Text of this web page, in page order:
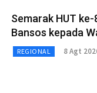
Semarak HUT
Bansos kepada
REGIONAL 8 Agt